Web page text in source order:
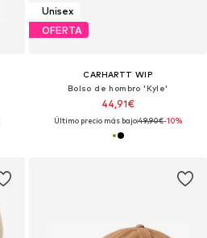
Unisex
OFERTA
CARHARTT WIP
Bolso de hombro 'Kyle'
44,91€
Último precio más bajo:49,90€-10%